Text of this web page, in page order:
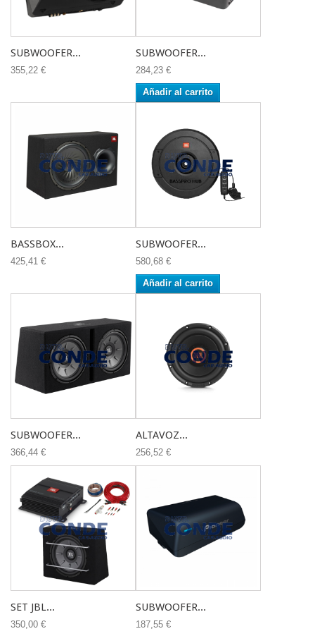
SUBWOOFER...
355,22 €
SUBWOOFER...
284,23 €
Añadir al carrito
BASSBOX...
425,41 €
SUBWOOFER...
580,68 €
Añadir al carrito
SUBWOOFER...
366,44 €
ALTAVOZ...
256,52 €
SET JBL...
350,00 €
SUBWOOFER...
187,55 €